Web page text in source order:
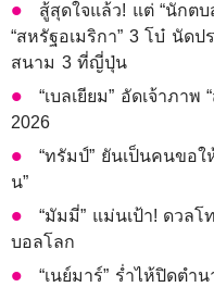
สู้สุดใจแล้ว! แต่ “นักต
“สหรัฐอเมริกา” 3 โบ๋ นัด
สนาม 3 ที่ญี่ปุ่น
“เบลเยียม” อัดเจ้าภา
2026
“ทรัมป์” ยันเป็นคนขอ
น”
“มัมมี่” แม่นเป้า! ดวล
บอลโลก
“เนย์มาร์” ร่ำไห้ปิดตำ